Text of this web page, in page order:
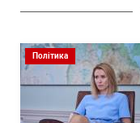
Політика